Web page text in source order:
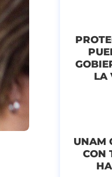
LA
UNAM
CON